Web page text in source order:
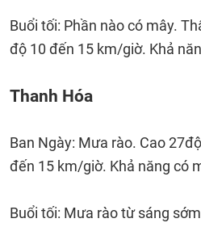
Buổi tối: Phần nào có mây.
độ 10 đến 15 km/giờ. Khả
Thanh Hóa
Ban Ngày: Mưa rào. Cao
đến 15 km/giờ. Khả năng có
Buổi tối: Mưa rào từ sáng